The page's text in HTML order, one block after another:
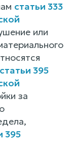
статьи 333
или
статьи 395
за
395